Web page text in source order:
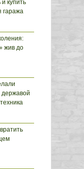
купить
гаража
жив до
державой